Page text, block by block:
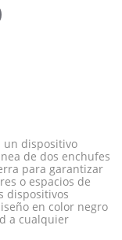
un dispositivo
de dos enchufes
para garantizar
o espacios de
dispositivos
en color negro
a cualquier